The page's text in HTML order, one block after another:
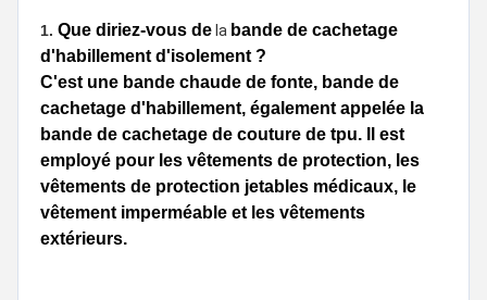
1. Que diriez-vous de la bande de cachetage
d'habillement d'isolement ?
C'est une bande chaude de fonte, bande de
cachetage d'habillement
bande de cachetage de couture de tpu.
Il est
employé pour les vêtements de protection, les
vêtements de protection jetables médicaux, le
vêtement imperméable et les vêtements
extérieurs.